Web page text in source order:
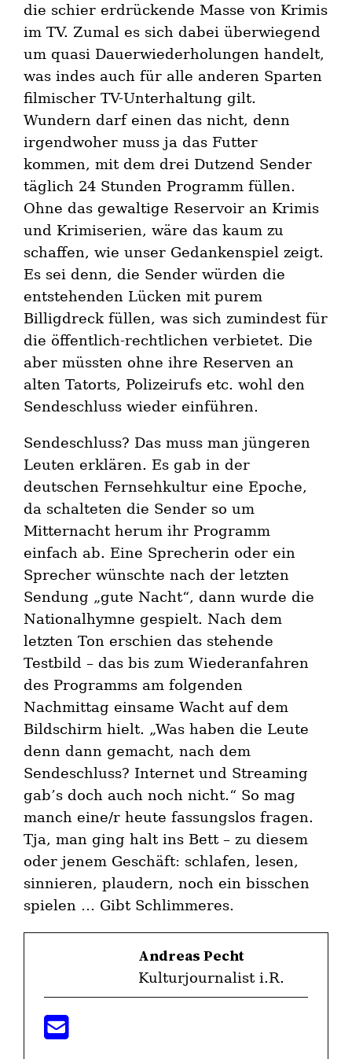
die schier erdrückende Masse von Krimis
im TV. Zumal es sich dabei überwiegend
um quasi Dauerwiederholungen handelt,
was indes auch für alle anderen Sparten
filmischer TV-Unterhaltung gilt.
Wundern darf einen das nicht, denn
irgendwoher muss ja das Futter
kommen, mit dem drei Dutzend Sender
täglich 24 Stunden Programm füllen.
Ohne das gewaltige Reservoir an Krimis
und Krimiserien, wäre das kaum zu
schaffen, wie unser Gedankenspiel zeigt.
Es sei denn, die Sender würden die
entstehenden Lücken mit purem
Billigdreck füllen, was sich zumindest für
die öffentlich-rechtlichen verbietet. Die
aber müssten ohne ihre Reserven an
alten Tatorts, Polizeirufs etc. wohl den
Sendeschluss wieder einführen.
Sendeschluss? Das muss man jüngeren
Leuten erklären. Es gab in der
deutschen Fernsehkultur eine Epoche,
da schalteten die Sender so um
Mitternacht herum ihr Programm
einfach ab. Eine Sprecherin oder ein
Sprecher wünschte nach der letzten
Sendung „gute Nacht“, dann wurde die
Nationalhymne gespielt. Nach dem
letzten Ton erschien das stehende
Testbild – das bis zum Wiederanfahren
des Programms am folgenden
Nachmittag einsame Wacht auf dem
Bildschirm hielt. „Was haben die Leute
denn dann gemacht, nach dem
Sendeschluss? Internet und Streaming
gab’s doch auch noch nicht.“ So mag
manch eine/r heute fassungslos fragen.
Tja, man ging halt ins Bett – zu diesem
oder jenem Geschäft: schlafen, lesen,
sinnieren, plaudern, noch ein bisschen
spielen … Gibt Schlimmeres.
Andreas Pecht
Kulturjournalist i.R.